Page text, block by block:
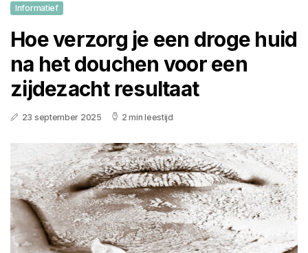
Informatief
Hoe verzorg je een droge huid
na het douchen voor een
zijdezacht resultaat
23 september 2025 2 min leestijd